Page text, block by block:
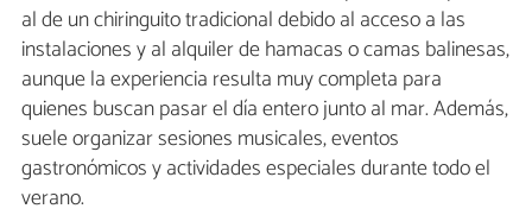
al de un chiringuito tradicional debido al acceso a las
instalaciones y al alquiler de hamacas o camas balinesas,
aunque la experiencia resulta muy completa para
quienes buscan pasar el día entero junto al mar. Además,
suele organizar sesiones musicales, eventos
gastronómicos y actividades especiales durante todo el
verano.